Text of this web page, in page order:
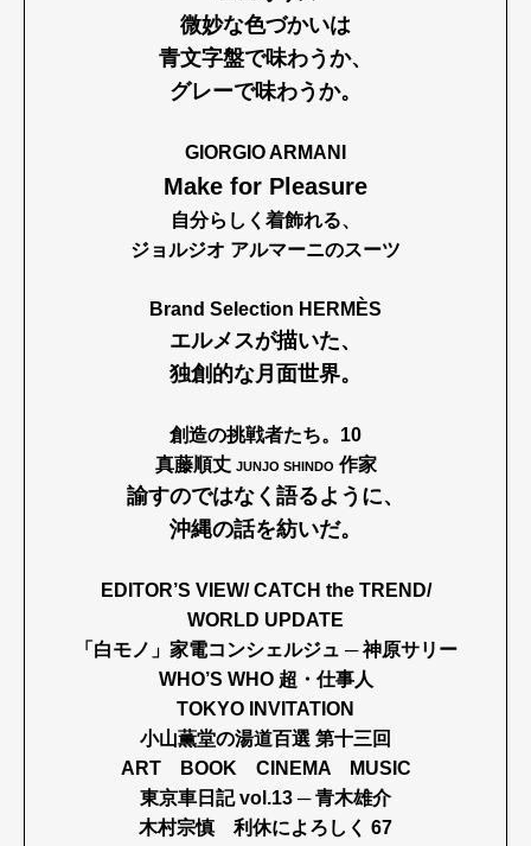
微妙な色づかいは
青文字盤で味わうか、
グレーで味わうか。
GIORGIO ARMANI
Make for Pleasure
自分らしく着飾れる、
ジョルジオ アルマーニのスーツ
Brand Selection HERMÈS
エルメスが描いた、
独創的な月面世界。
創造の挑戦者たち。10
真藤順丈 JUNJO SHINDO 作家
諭すのではなく語るように、
沖縄の話を紡いだ。
EDITOR’S VIEW/ CATCH the TREND/
WORLD UPDATE
「白モノ」家電コンシェルジュ ─ 神原サリー
WHO’S WHO 超・仕事人
TOKYO INVITATION
小山薫堂の湯道百選 第十三回
ART BOOK CINEMA MUSIC
東京車日記 vol.13 ─ 青木雄介
木村宗慎 利休によろしく 67